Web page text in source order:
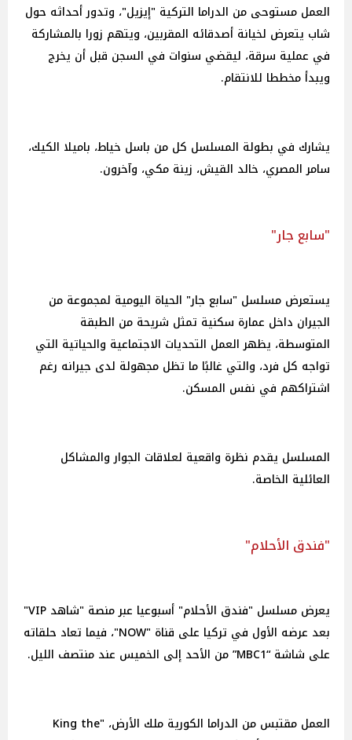
العمل مستوحى من الدراما التركية "إيزيل"، وتدور أحداثه حول
شاب يتعرض لخيانة أصدقائه المقربين، ويتهم زورا بالمشاركة
في عملية سرقة، ليقضي سنوات في السجن قبل أن يخرج
ويبدأ مخططا للانتقام.
يشارك في بطولة المسلسل كل من باسل خياط، باميلا الكيك،
سامر المصري، خالد القيش، زينة مكي، وآخرون.
"سابع جار"
يستعرض مسلسل "سابع جار" الحياة اليومية لمجموعة من
الجيران داخل عمارة سكنية تمثل شريحة من الطبقة
المتوسطة، يظهر العمل التحديات الاجتماعية والحياتية التي
تواجه كل فرد، والتي غالبًا ما تظل مجهولة لدى جيرانه رغم
اشتراكهم في نفس المسكن.
المسلسل يقدم نظرة واقعية لعلاقات الجوار والمشاكل
العائلية الخاصة.
"فندق الأحلام"
يعرض مسلسل "فندق الأحلام" أسبوعيا عبر منصة "شاهد VIP"
بعد عرضه الأول في تركيا على قناة "NOW"، فيما تعاد حلقاته
على شاشة “MBC1” من الأحد إلى الخميس عند منتصف الليل.
العمل مقتبس من الدراما الكورية ملك الأرض، "King the